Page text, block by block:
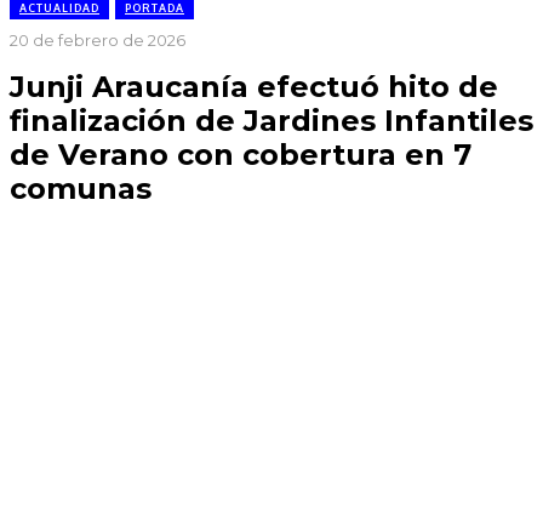
ACTUALIDAD PORTADA
20 de febrero de 2026
Junji Araucanía efectuó hito de
finalización de Jardines Infantiles
de Verano con cobertura en 7
comunas